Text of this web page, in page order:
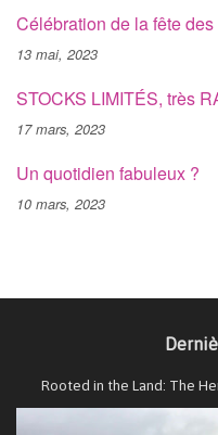
Célébration de la fête des
13 mai, 2023
STOCKS LIMITÉS, très
17 mars, 2023
Un quotidien fabuleux ?
10 mars, 2023
Rooted in the Land: The